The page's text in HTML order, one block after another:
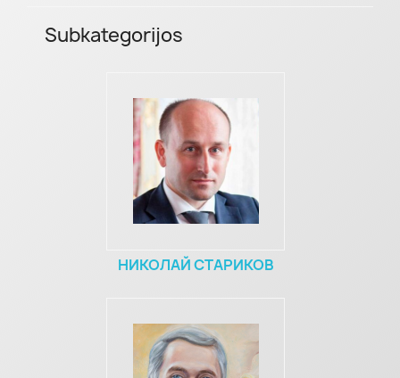
Subkategorijos
НИКОЛАЙ СТАРИКОВ